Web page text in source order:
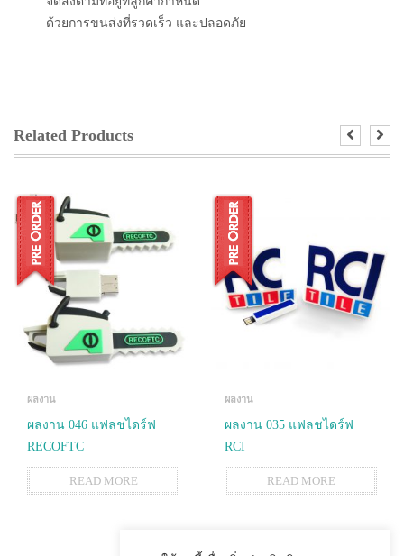
ด้วยการขนส่งที่รวดเร็ว และปลอดภัย
Related Products
ผลงาน
ผลงาน 046 แฟลชไดร์ฟ
RECOFTC
READ MORE
ผลงาน
ผลงาน 035 แฟลชไดร์ฟ
RCI
READ MORE